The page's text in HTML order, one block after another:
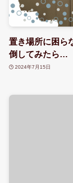
置き場所に困ら
倒してみたら…
2024年7月15日